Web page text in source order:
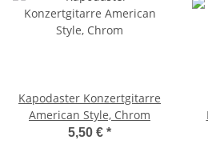
Kapodaster Konzertgitarre
American Style, Chrom
5,50 € *